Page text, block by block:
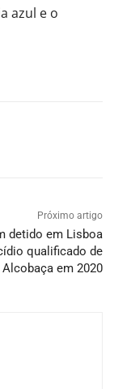
azul e o
Próximo artigo
detido em Lisboa
qualificado de
em 2020